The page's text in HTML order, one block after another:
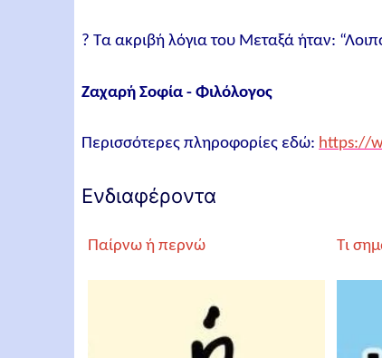
? Τα ακριβή λόγια του Μεταξά ήταν:
Ζαχαρή Σοφία - Φιλόλογος
Περισσότερες πληροφορίες εδώ: https://
Ενδιαφέροντα
Παίρνω ή περνώ Τι